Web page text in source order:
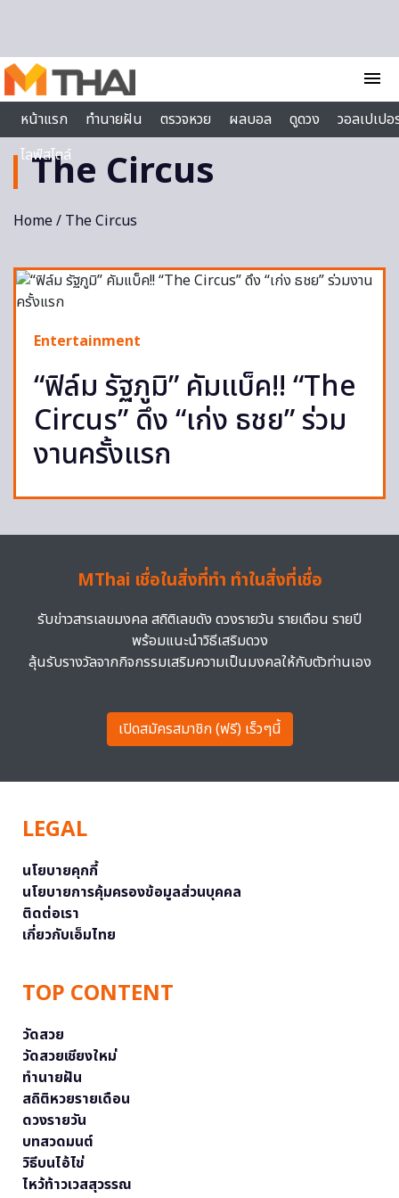
menu
หน้าแรก
ทำนายฝัน ตรวจหวย ผลบอล ดูดวง
วอลเปเป
ไลฟ์สไตล์
The Circus
Home/ The Circus
Entertainment
“ฟิล์ม รัฐภูมิ” คัมแบ็ค!! “The
Circus” ดึง “เก่ง ธชย” ร่วม
งานครั้งแรก
MThai เชื่อในสิ่งที่ทำ ทำในสิ่งที่เชื่อ
รับข่าวสารเลขมงคล สถิติเลขดัง ดวงรายวัน รายเดือน รายปี
พร้อมแนะนำวิธีเสริมดวง
ลุ้นรับรางวัลจากกิจกรรมเสริมความเป็นมงคลให้กับตัวท่านเอง
เปิดสมัครสมาชิก (ฟรี) เร็วๆนี้
LEGAL
นโยบายคุกกี้
นโยบายการคุ้มครองข้อมูลส่วนบุคคล
ติดต่อเรา
เกี่ยวกับเอ็มไทย
TOP CONTENT
วัดสวย
วัดสวยเชียงใหม่
ทำนายฝัน
สถิติหวยรายเดือน
ดวงรายวัน
บทสวดมนต์
วิธีบนไอ้ไข่
ไหว้ท้าวเวสสุวรรณ